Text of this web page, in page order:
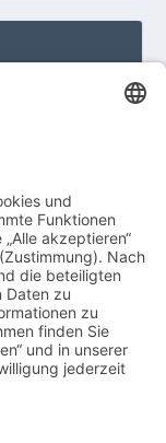
Angebote
bitte